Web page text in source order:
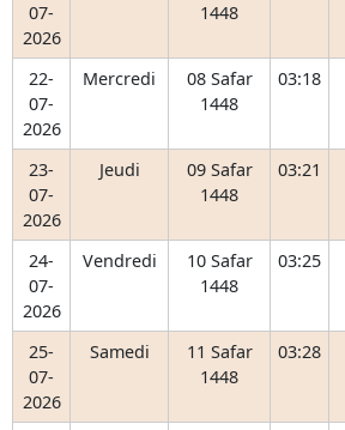
07-
2026
1448
22-
07-
2026
Mercredi
08 Safar
1448
03:18
23-
07-
2026
Jeudi
09 Safar
1448
03:21
24-
07-
2026
Vendredi
10 Safar
1448
03:25
25-
07-
2026
Samedi
11 Safar
1448
03:28